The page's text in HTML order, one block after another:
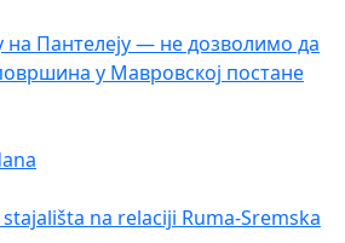
Пантелеју — не дозволимо да
у Мавровској постане
na relaciji Ruma-Sremska